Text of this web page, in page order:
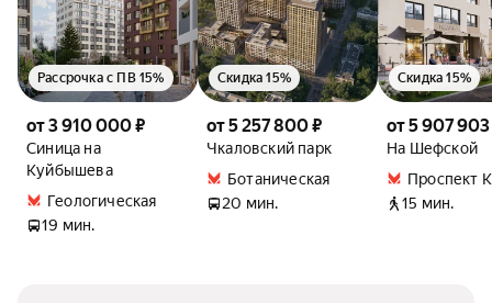
от 3 910 000 ₽
Синица на
Куйбышева
Геологическая
19 мин.
Рассрочка с ПВ 15%
от 5 257 800 ₽
Чкаловский парк
Ботаническая
20 мин.
Скидка 15%
от 5 907 903
На Шефской
Проспект
15 мин.
Скидка 15%